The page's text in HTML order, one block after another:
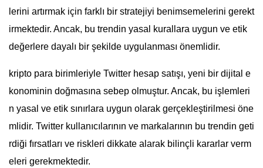
lerini artırmak için farklı bir stratejiyi benimsemelerini gerekt
irmektedir. Ancak, bu trendin yasal kurallara uygun ve etik
değerlere dayalı bir şekilde uygulanması önemlidir.
kripto para birimleriyle Twitter hesap satışı, yeni bir dijital e
konominin doğmasına sebep olmuştur. Ancak, bu işlemleri
n yasal ve etik sınırlara uygun olarak gerçekleştirilmesi öne
mlidir. Twitter kullanıcılarının ve markalarının bu trendin geti
rdiği fırsatları ve riskleri dikkate alarak bilinçli kararlar verm
eleri gerekmektedir.